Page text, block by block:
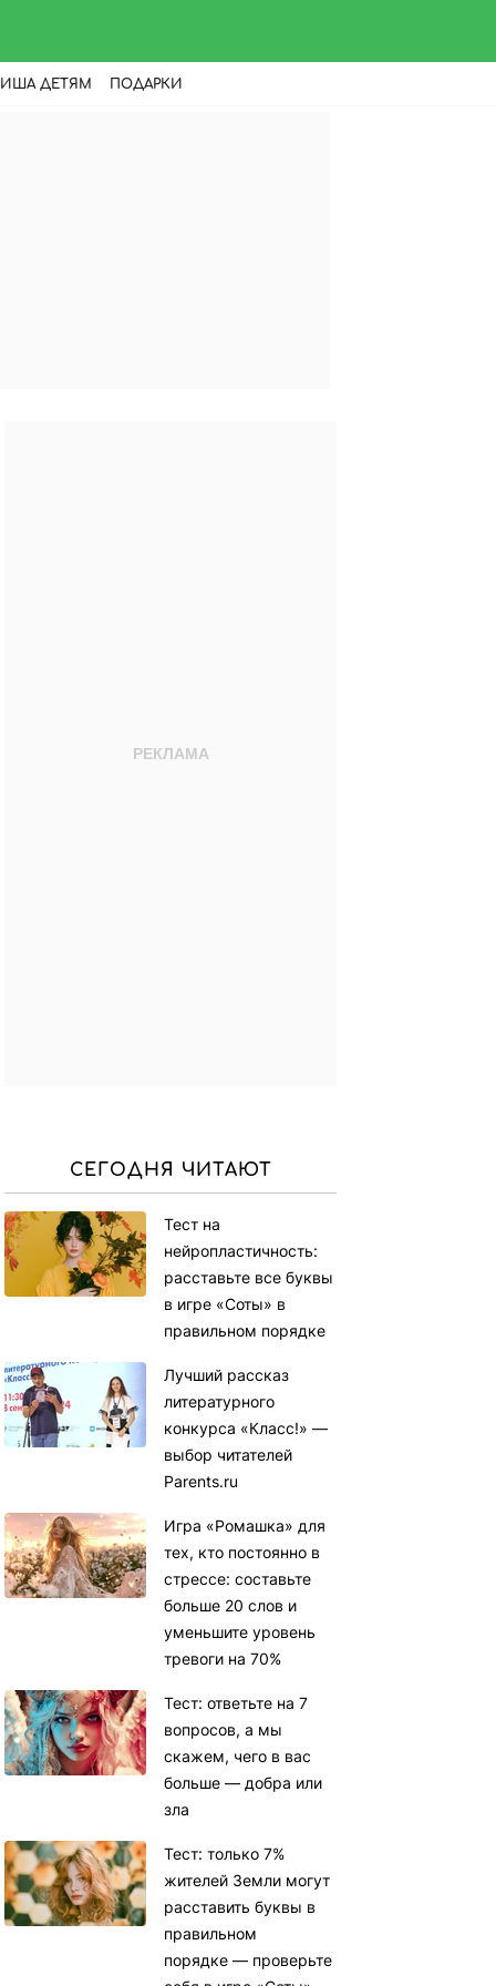
ДЕТЯМ ПОДАРКИ
СЕГОДНЯ ЧИТАЮТ
Тест на
нейропластичность:
расставьте все буквы
в игре «Соты» в
правильном порядке
Лучший рассказ
литературного
конкурса «Класс!» —
выбор читателей
Parents.ru
Игра «Ромашка» для
тех, кто постоянно в
стрессе: составьте
больше 20 слов и
уменьшите уровень
тревоги на 70%
Тест: ответьте на 7
вопросов, а мы
скажем, чего в вас
больше — добра или
зла
Тест: только 7%
жителей Земли могут
расставить буквы в
правильном
порядке — проверьте